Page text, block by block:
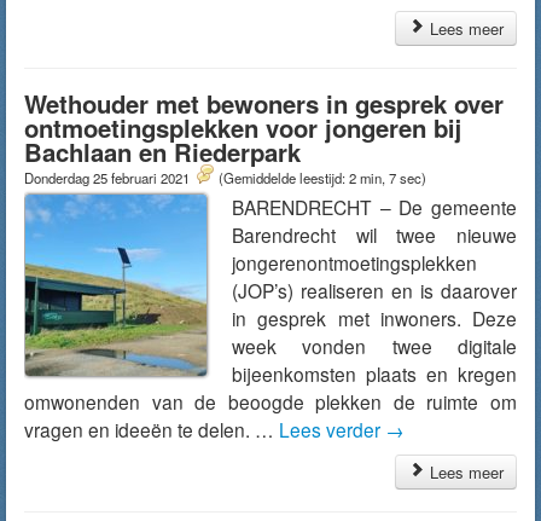
Lees meer
Wethouder met bewoners in gesprek over
ontmoetingsplekken voor jongeren bij
Bachlaan en Riederpark
Donderdag 25 februari 2021 (Gemiddelde leestijd: 2 min, 7 sec)
BARENDRECHT – De gemeente
Barendrecht wil twee nieuwe
jongerenontmoetingsplekken
(JOP’s) realiseren en is daarover
in gesprek met inwoners. Deze
week vonden twee digitale
bijeenkomsten plaats en kregen
omwonenden van de beoogde plekken de ruimte om
vragen en ideeën te delen. … Lees verder →
Lees meer